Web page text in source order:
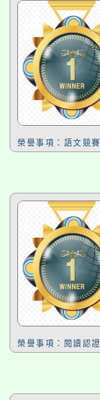
榮譽事項：語文競賽
榮譽事項：閱讀認證